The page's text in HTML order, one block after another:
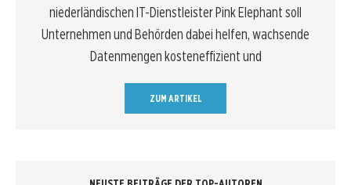
niederländischen IT-Dienstleister Pink Elephant soll
Unternehmen und Behörden dabei helfen, wachsende
Datenmengen kosteneffizient und
ZUM ARTIKEL